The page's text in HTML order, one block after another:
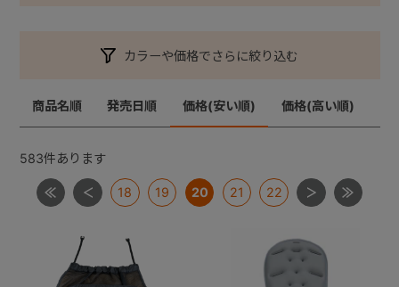
メチャカルハンディ・メチャカルハンディα
メチャカーゴＩＧ メチャライト ラベリタ
ロングフィット４８
【共通部品】差し込みバックル・腰バックル・肩バック
ル
【共通部品】肩ベルト・腰ベルト
【共通部品】ショルダーストラップ
カラーや価格でさらに絞り込む
商品名順 発売日順 価格(安い順) 価格(高い順)
583件あります
18 19 20 21 22